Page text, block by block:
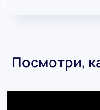
Посмотри,